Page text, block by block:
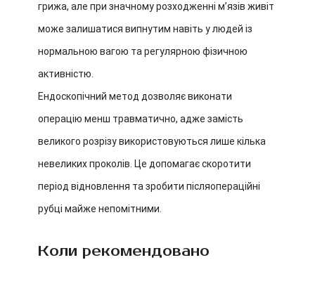
грижа, але при значному розходженні м’язів живіт
може залишатися випнутим навіть у людей із
нормальною вагою та регулярною фізичною
активністю.
Ендоскопічний метод дозволяє виконати
операцію менш травматично, адже замість
великого розрізу використовуються лише кілька
невеликих проколів. Це допомагає скоротити
період відновлення та зробити післяопераційні
рубці майже непомітними.
Коли рекомендовано